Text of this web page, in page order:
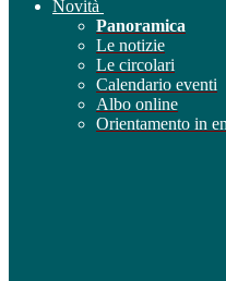
Novità
Panoramica
Le notizie
Le circolari
Calendario eventi
Albo online
Orientamento in